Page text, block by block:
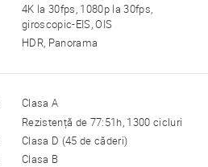
4K la 30fps, 1080p la 30fps,
giroscopic-EIS, OIS
HDR, Panorama
Clasa A
Rezistență de 77:51h, 1300 cicluri
Clasa D (45 de căderi)
Clasa B